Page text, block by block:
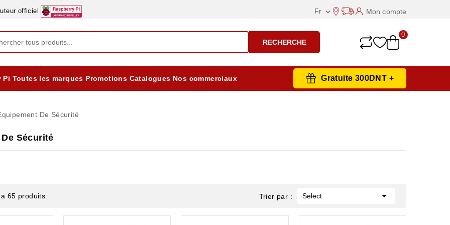
officiel Fr  Mon compte
RECHERCHE
0
Pi Toutes les marques Promotions Catalogues Nos commerciaux Gratuite 300DNT +
De Sécurité
Sécurité
65 produits. Trier par : Select 